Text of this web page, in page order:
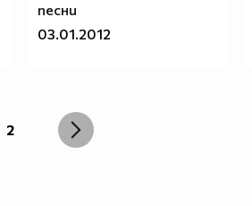
песни
03.01.2012
2